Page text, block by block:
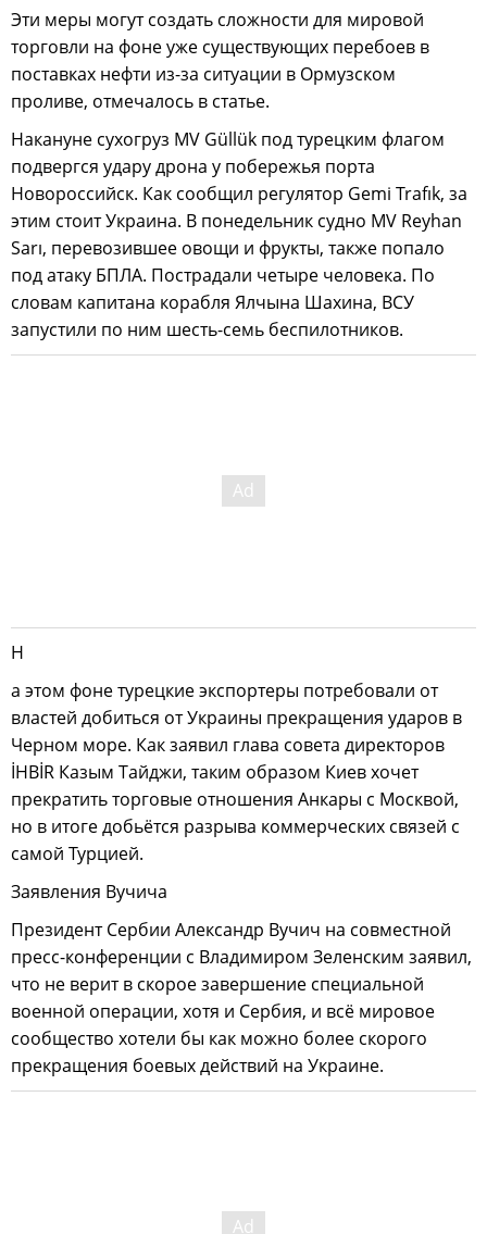
Эти меры могут создать сложности для мировой
торговли на фоне уже существующих перебоев в
поставках нефти из-за ситуации в Ормузском
проливе, отмечалось в статье.
Накануне сухогруз MV Güllük под турецким флагом
подвергся удару дрона у побережья порта
Новороссийск. Как сообщил регулятор Gemi Trafık, за
этим стоит Украина. В понедельник судно MV Reyhan
Sarı, перевозившее овощи и фрукты, также попало
под атаку БПЛА. Пострадали четыре человека. По
словам капитана корабля Ялчына Шахина, ВСУ
запустили по ним шесть-семь беспилотников.
Н
а этом фоне турецкие экспортеры потребовали от
властей добиться от Украины прекращения ударов в
Черном море. Как заявил глава совета директоров
İHBİR Казым Тайджи, таким образом Киев хочет
прекратить торговые отношения Анкары с Москвой,
но в итоге добьётся разрыва коммерческих связей с
самой Турцией.
Заявления Вучича
Президент Сербии Александр Вучич на совместной
пресс-конференции с Владимиром Зеленским заявил,
что не верит в скорое завершение специальной
военной операции, хотя и Сербия, и всё мировое
сообщество хотели бы как можно более скорого
прекращения боевых действий на Украине.